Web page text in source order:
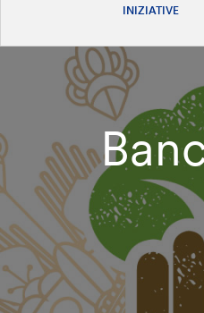
INIZIATIVE